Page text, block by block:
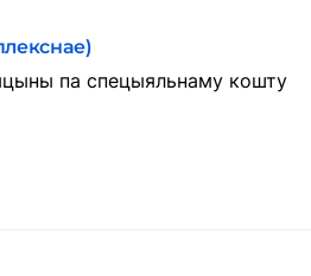
па спецыяльнаму кошту